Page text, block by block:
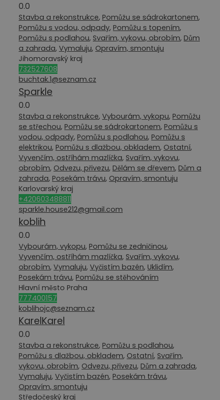
0.0
Stavba a rekonstrukce, Pomůžu se sádrokartonem,
Pomůžu s vodou, odpady, Pomůžu s topením,
Pomůžu s podlahou, Svařím, vykovu, obrobím, Dům
a zahrada, Vymaluju, Opravím, smontuju
Jihomoravský kraj
732527608
buchtak.1@seznam.cz
Sparkle
0.0
Stavba a rekonstrukce, Vybourám, vykopu, Pomůžu
se střechou, Pomůžu se sádrokartonem, Pomůžu s
vodou, odpady, Pomůžu s podlahou, Pomůžu s
elektrikou, Pomůžu s dlažbou, obkladem, Ostatní,
Vyvenčím, ostříhám mazlíčka, Svařím, vykovu,
obrobím, Odvezu, přivezu, Dělám se dřevem, Dům a
zahrada, Posekám trávu, Opravím, smontuju
Karlovarský kraj
+420603488811
sparkle.house212@gmail.com
koblih
0.0
Vybourám, vykopu, Pomůžu se zedničinou,
Vyvenčím, ostříhám mazlíčka, Svařím, vykovu,
obrobím, Vymaluju, Vyčistím bazén, Uklidím,
Posekám trávu, Pomůžu se stěhováním
Hlavní město Praha
777400157
koblihojc@seznam.cz
KarelKarel
0.0
Stavba a rekonstrukce, Pomůžu s podlahou,
Pomůžu s dlažbou, obkladem, Ostatní, Svařím,
vykovu, obrobím, Odvezu, přivezu, Dům a zahrada,
Vymaluju, Vyčistím bazén, Posekám trávu,
Opravím, smontuju
Středočeský kraj